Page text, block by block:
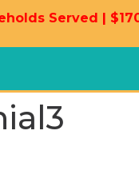
Served |